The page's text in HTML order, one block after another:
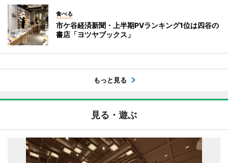
食べる
市ケ谷経済新聞・上半期PVランキング1位は四谷の
書店「ヨツヤブックス」
もっと見る
見る・遊ぶ